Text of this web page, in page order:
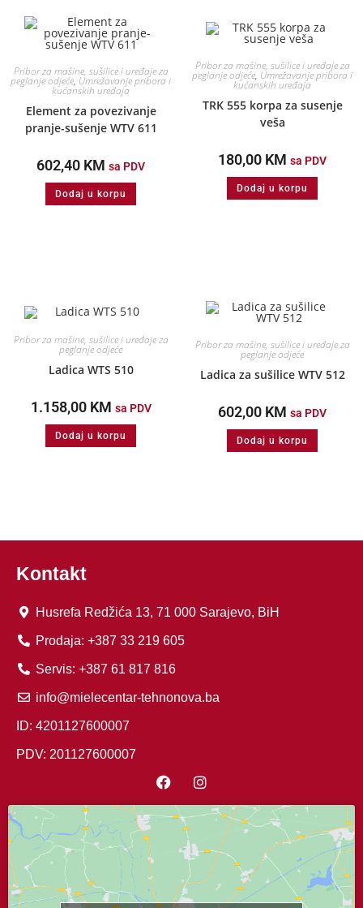
Pribor za mašine, sušilice i uređaje za
peglanje odjeće, Umrežavanje pribora i
kućanskih uređaja
Element za povezivanje
pranje-sušenje WTV 611
602,40 KM sa PDV
Dodaj u korpu
Pribor za mašine, sušilice i uređaje za
peglanje odjeće, Umrežavanje pribora i
kućanskih uređaja
TRK 555 korpa za susenje
veša
180,00 KM sa PDV
Dodaj u korpu
Pribor za mašine, sušilice i uređaje za
peglanje odjeće
Ladica WTS 510
1.158,00 KM sa PDV
Dodaj u korpu
Pribor za mašine, sušilice i uređaje za
peglanje odjeće
Ladica za sušilice WTV 512
602,00 KM sa PDV
Dodaj u korpu
Kontakt
Husrefa Redžića 13, 71 000 Sarajevo, BiH
Prodaja: +387 33 219 605
Servis: +387 61 817 816
info@mielecentar-tehnonova.ba
ID: 4201127600007
PDV: 201127600007